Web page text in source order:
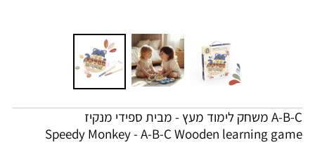
A-B-C משחק לימוד מעץ - מבית ספידי מנקיז
Speedy Monkey - A-B-C Wooden learning game